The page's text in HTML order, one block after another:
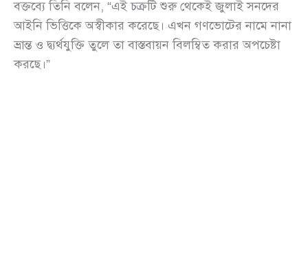
বক্তব্যে তিনি বলেন, “এই চক্রটি শুরু থেকেই জুলাই সনদের
আইনি ভিত্তিকে অস্বীকার করেছে। এখন গণভোটের নামে নানা
ভ্রান্ত ও দ্ব্যর্থযুক্তি তুলে তা বাস্তবায়ন বিলম্বিত করার অপচেষ্টা
করছে।”